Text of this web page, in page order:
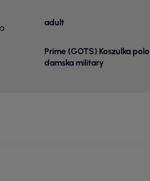
adult
Prime (GOTS) Koszulka polo
damska military